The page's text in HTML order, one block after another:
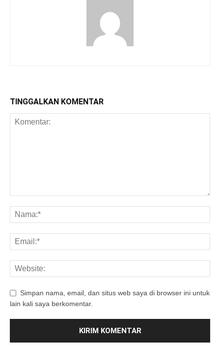
TINGGALKAN KOMENTAR
Simpan nama, email, dan situs web saya di browser ini untuk
lain kali saya berkomentar.